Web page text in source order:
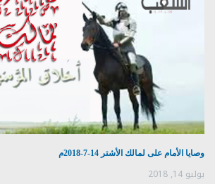
وصايا الأمام على لمالك الأشتر 14-7-2018م
يوليو 14, 2018